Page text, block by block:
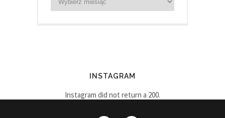
INSTAGRAM
Instagram did not return a 200.